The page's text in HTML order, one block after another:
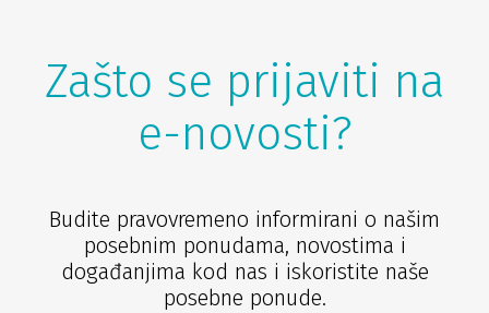
Zašto se prijaviti na
e-novosti?
Budite pravovremeno informirani o našim
posebnim ponudama, novostima i
događanjima kod nas i iskoristite naše
posebne ponude.